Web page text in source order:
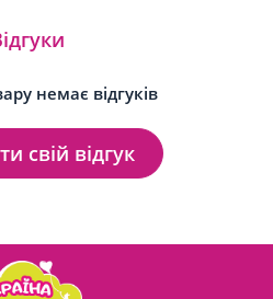
немає відгуків
свій відгук